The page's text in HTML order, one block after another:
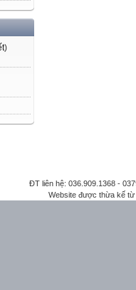
)
ĐT liên hệ: 036.909.1368 -
Website được thừa kế từ